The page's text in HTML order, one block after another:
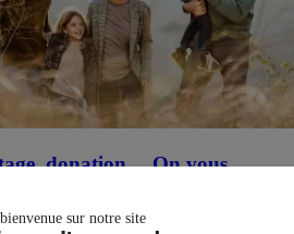
donation… On vous
sur notre site